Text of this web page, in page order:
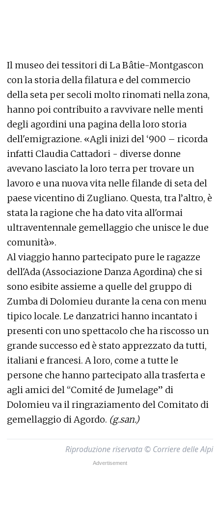
Il museo dei tessitori di La Bâtie-Montgascon
con la storia della filatura e del commercio
della seta per secoli molto rinomati nella zona,
hanno poi contribuito a ravvivare nelle menti
degli agordini una pagina della loro storia
dell'emigrazione. «Agli inizi del ‘900 – ricorda
infatti Claudia Cattadori - diverse donne
avevano lasciato la loro terra per trovare un
lavoro e una nuova vita nelle filande di seta del
paese vicentino di Zugliano. Questa, tra l’altro, è
stata la ragione che ha dato vita all'ormai
ultraventennale gemellaggio che unisce le due
comunità».
Al viaggio hanno partecipato pure le ragazze
dell'Ada (Associazione Danza Agordina) che si
sono esibite assieme a quelle del gruppo di
Zumba di Dolomieu durante la cena con menu
tipico locale. Le danzatrici hanno incantato i
presenti con uno spettacolo che ha riscosso un
grande successo ed è stato apprezzato da tutti,
italiani e francesi. A loro, come a tutte le
persone che hanno partecipato alla trasferta e
agli amici del “Comité de Jumelage” di
Dolomieu va il ringraziamento del Comitato di
gemellaggio di Agordo. (g.san.)
Riproduzione riservata © Corriere delle Alpi